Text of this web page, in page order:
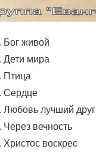
Бог живой
Дети мира
Птица
Сердце
Любовь лучший друг
Через вечность
Христос воскрес